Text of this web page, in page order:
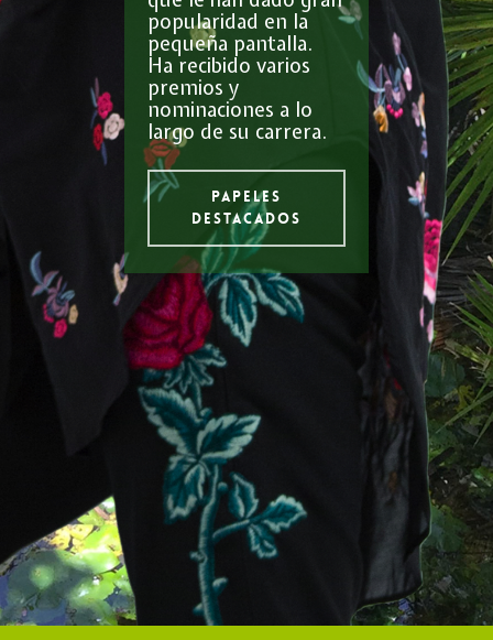
popularidad en la
pequeña pantalla.
Ha recibido varios
premios y
nominaciones a lo
largo de su carrera.
PAPELES
DESTACADOS